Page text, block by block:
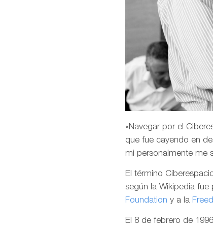
«Navegar por el
que fue cayendo en
mi personalmente me
El término
según la Wikipedia
Foundation y a la
El 8 de febrero de